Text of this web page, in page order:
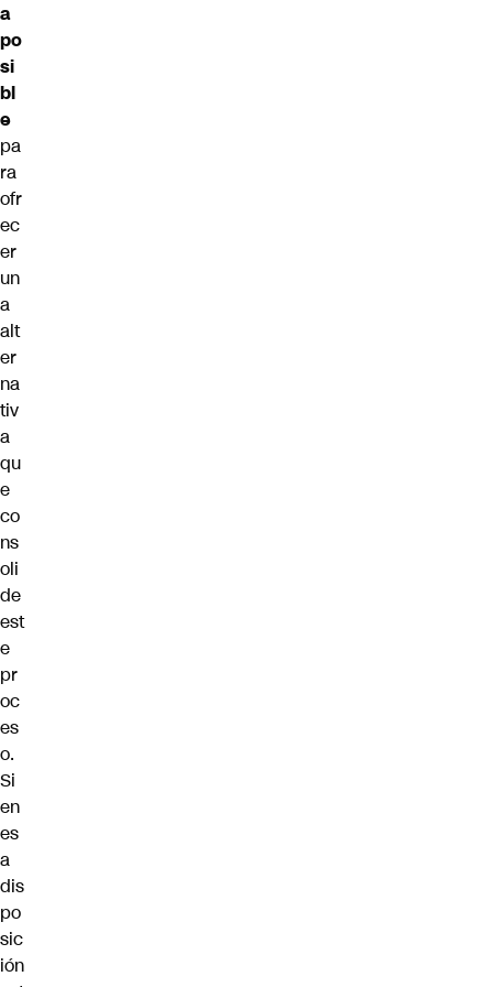
a
po
si
bl
e
pa
ra
ofr
ec
er
un
a
alt
er
na
tiv
a
qu
e
co
ns
oli
de
est
e
pr
oc
es
o.
Si
en
es
a
dis
po
sic
ión